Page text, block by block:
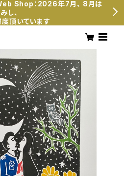
Shop：2026年7月、 8月は
し、
頂いています